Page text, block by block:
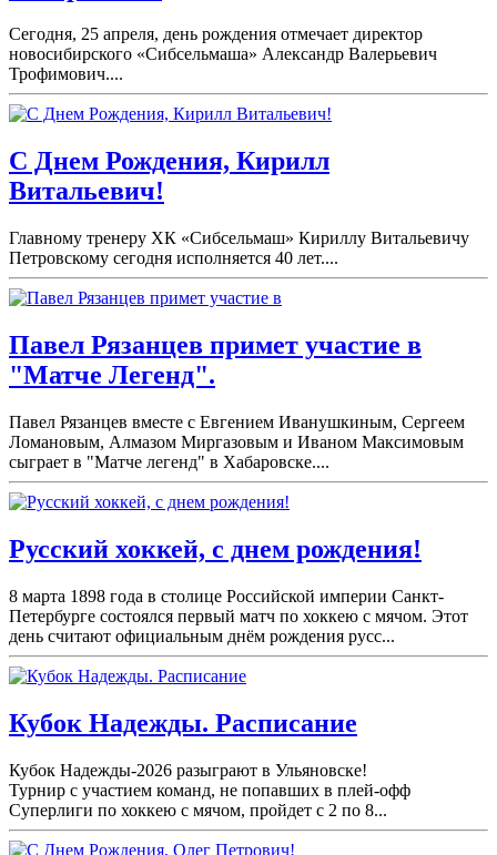
Сегодня, 25 апреля, день рождения отмечает директор
новосибирского «Сибсельмаша» Александр Валерьевич
Трофимович....
С Днем Рождения, Кирилл
Витальевич!
Главному тренеру ХК «Сибсельмаш» Кириллу Витальевичу
Петровскому сегодня исполняется 40 лет....
Павел Рязанцев примет участие в
"Матче Легенд".
Павел Рязанцев вместе с Евгением Иванушкиным, Сергеем
Ломановым, Алмазом Миргазовым и Иваном Максимовым
сыграет в "Матче легенд" в Хабаровске....
Русский хоккей, с днем рождения!
8 марта 1898 года в столице Российской империи Санкт-
Петербурге состоялся первый матч по хоккею с мячом. Этот
день считают официальным днём рождения русс...
Кубок Надежды. Расписание
Кубок Надежды-2026 разыграют в Ульяновске!
Турнир с участием команд, не попавших в плей-офф
Суперлиги по хоккею с мячом, пройдет с 2 по 8...